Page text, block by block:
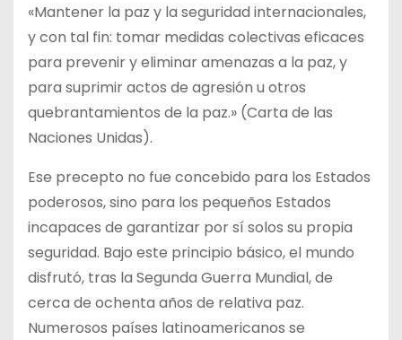
«Mantener la paz y la seguridad internacionales,
y con tal fin: tomar medidas colectivas eficaces
para prevenir y eliminar amenazas a la paz, y
para suprimir actos de agresión u otros
quebrantamientos de la paz.» (Carta de las
Naciones Unidas).
Ese precepto no fue concebido para los Estados
poderosos, sino para los pequeños Estados
incapaces de garantizar por sí solos su propia
seguridad. Bajo este principio básico, el mundo
disfrutó, tras la Segunda Guerra Mundial, de
cerca de ochenta años de relativa paz.
Numerosos países latinoamericanos se